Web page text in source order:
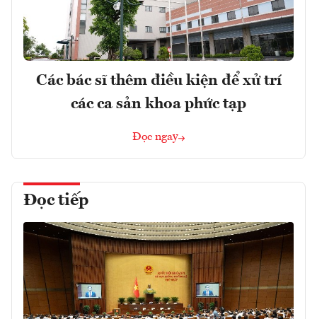
Các bác sĩ thêm điều kiện để xử trí
các ca sản khoa phức tạp
Đọc ngay
Đọc tiếp